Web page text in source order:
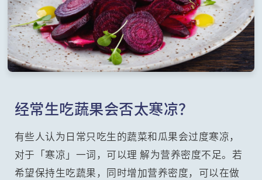
经常生吃蔬果会否太寒凉？
有些人认为日常只吃生的蔬菜和瓜果会过度寒凉，
对于「寒凉」一词，可以理 解为营养密度不足。若
希望保持生吃蔬果，同时增加营养密度，可以在做